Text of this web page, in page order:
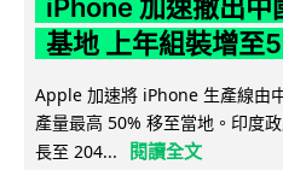
iPhone 加速撤出中
基地 上年組裝增至
Apple 加速將 iPhone 生產線由
產量最高 50% 移至當地。印度
長至 204...
閱讀全文